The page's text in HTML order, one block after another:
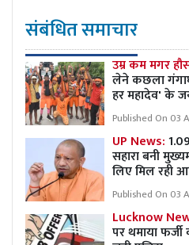
संबंधित समाचार
उम्र कम मगर
लेने कछला
हर महादेव' के
Published On 03
UP News:
सहारा बनी
लिए मिल रही
Published On 03
Lucknow
पर थमाया